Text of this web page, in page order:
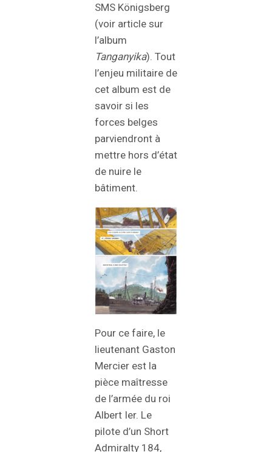
SMS Königsberg
(voir article sur
l’album
Tanganyika). Tout
l’enjeu militaire de
cet album est de
savoir si les
forces belges
parviendront à
mettre hors d’état
de nuire le
bâtiment.
Pour ce faire, le
lieutenant Gaston
Mercier est la
pièce maîtresse
de l’armée du roi
Albert Ier. Le
pilote d’un Short
Admiralty 184,